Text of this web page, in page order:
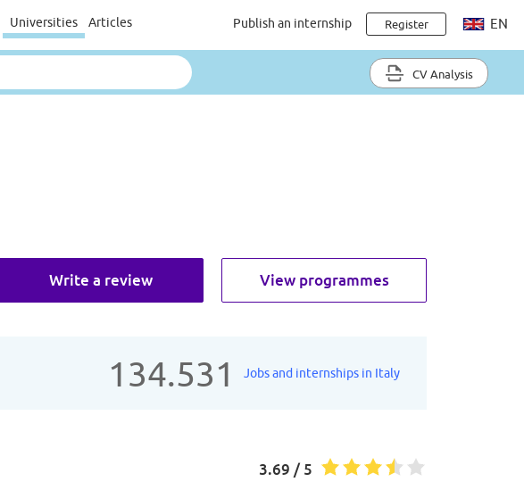
Universities Articles Publish an internship Register EN
CV Analysis
View programmes
Write a review
134.531 Jobs and internships in Italy
3.69 / 5